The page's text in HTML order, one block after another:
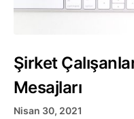
Şirket
Mesajları
Nisan 30, 2021